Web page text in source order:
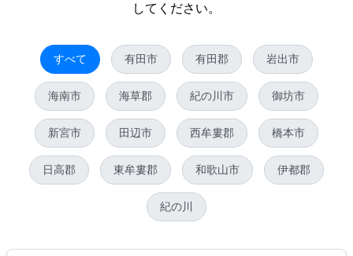
してください。
すべて 有田市 有田郡 岩出市
海南市 海草郡 紀の川市 御坊市
新宮市 田辺市 西牟婁郡 橋本市
日高郡 東牟婁郡 和歌山市 伊都郡
紀の川